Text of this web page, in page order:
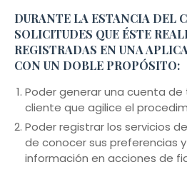
DURANTE LA ESTANCIA DEL
SOLICITUDES QUE ÉSTE
REGISTRADAS EN UNA
CON UN DOBLE PROPÓSITO:
Poder generar una cuenta de
cliente que agilice el
Poder registrar los servicios
de conocer sus preferencias
información en acciones de